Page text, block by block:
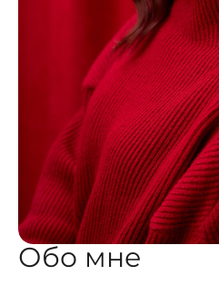
Обо мне